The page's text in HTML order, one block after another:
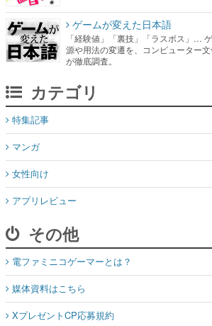
ゲームが変えた日本語
「経験値」「裏技」「ラスボス」…
源や用法の変遷を、コンピューター
が徹底調査。
カテゴリ
特集記事
マンガ
女性向け
アプリレビュー
その他
電ファミニコゲーマーとは？
媒体資料はこちら
XプレゼントCP応募規約